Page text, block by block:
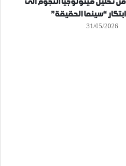
من تحليل ميثولوجيا النجوم الى
ابتكار “سينما الحقيقة”
31/05/2026